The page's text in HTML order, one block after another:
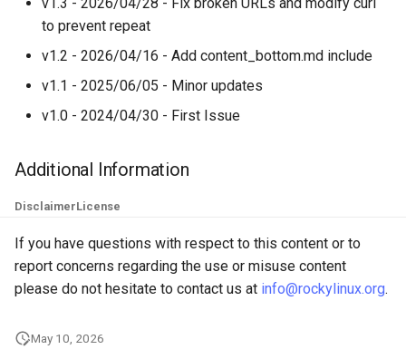
to prevent repeat
v1.2 - 2026/04/16 - Add content_bottom.md include
v1.1 - 2025/06/05 - Minor updates
v1.0 - 2024/04/30 - First Issue
Additional Information
DisclaimerLicense
If you have questions with respect to this content or to
report concerns regarding the use or misuse content
please do not hesitate to contact us at info@rockylinux.org.
May 10, 2026